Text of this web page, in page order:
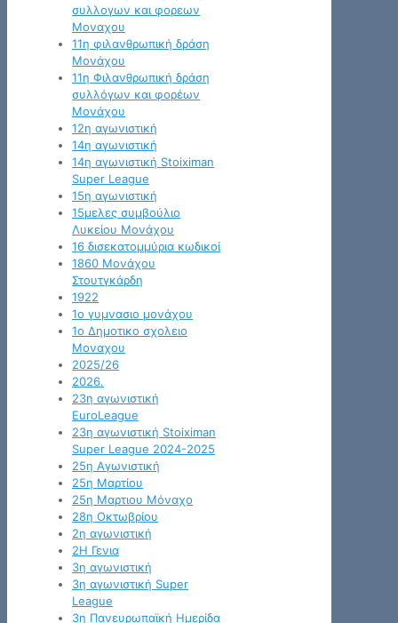
συλλογων και φορεων
Μοναχου
11η φιλανθρωπική δράση
Μονάχου
11η Φιλανθρωπική δράση
συλλόγων και φορέων
Μονάχου
12η αγωνιστική
14η αγωνιστική
14η αγωνιστική Stoiximan
Super League
15η αγωνιστική
15μελες συμβούλιο
Λυκείου Μονάχου
16 δισεκατομμύρια κωδικοί
1860 Μονάχου
Στουτγκάρδη
1922
1ο γυμνασιο μονάχου
1ο Δημοτικο σχολειο
Μοναχου
2025/26
2026.
23η αγωνιστική
EuroLeague
23η αγωνιστική Stoiximan
Super League 2024-2025
25η Αγωνιστική
25η Μαρτίου
25η Μαρτιου Μόναχο
28η Οκτωβρίου
2η αγωνιστική
2Η Γενια
3η αγωνιστική
3η αγωνιστική Super
League
3η Πανευρωπαϊκή Ημερίδα